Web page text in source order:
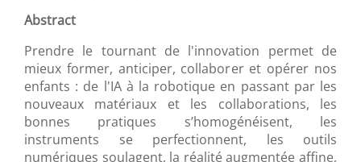
Abstract
Prendre le tournant de l'innovation permet de
mieux former, anticiper, collaborer et opérer nos
enfants : de l'IA à la robotique en passant par les
nouveaux matériaux et les collaborations, les
bonnes pratiques s’homogénéisent, les
instruments se perfectionnent, les outils
numériques soulagent, la réalité augmentée affine,